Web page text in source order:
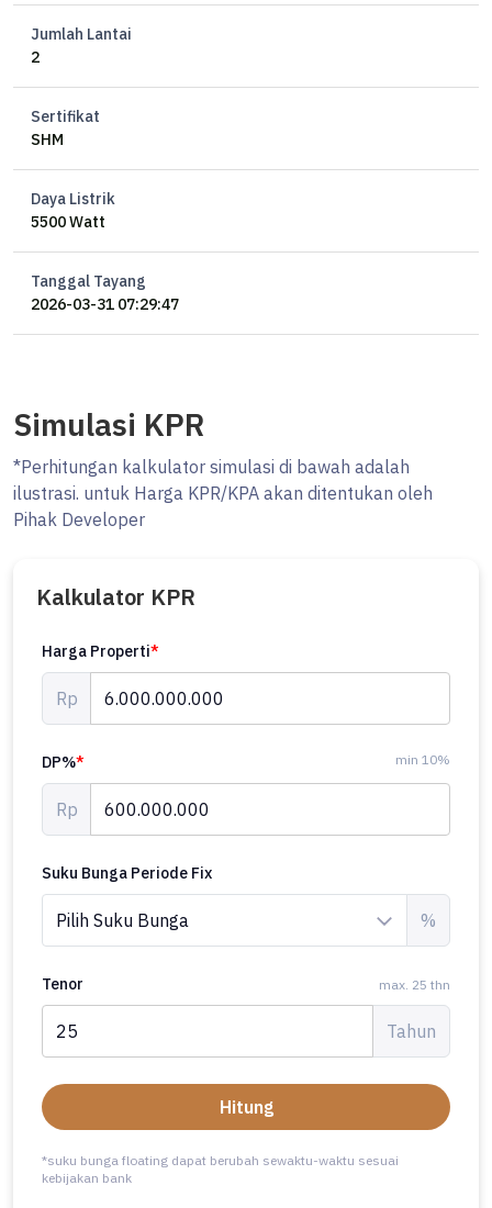
Jumlah Lantai
2
Sertifikat
SHM
Daya Listrik
5500 Watt
Tanggal Tayang
2026-03-31 07:29:47
Simulasi KPR
*Perhitungan kalkulator simulasi di bawah adalah
ilustrasi. untuk Harga KPR/KPA akan ditentukan oleh
Pihak Developer
Kalkulator KPR
Harga Properti*
Rp
DP%* min 10%
Rp
Suku Bunga Periode Fix
%
Tenor max. 25 thn
Tahun
Hitung
*suku bunga floating dapat berubah sewaktu-waktu sesuai
kebijakan bank